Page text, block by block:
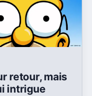
retour, mais
intrigue